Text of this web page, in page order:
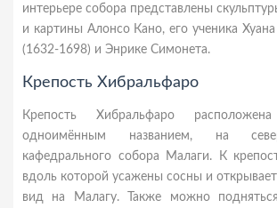
интерьере собора представлены
и картины Алонсо Кано, его ученика
(1632-1698) и Энрике Симонета.
Крепость Хибральфаро
Крепость Хибральфаро
одноимённым названием, на
кафедрального собора Малаги. К
вдоль которой усажены сосны и
вид на Малагу. Также можно